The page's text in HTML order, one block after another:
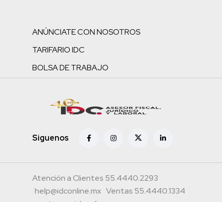
ANÚNCIATE CON NOSOTROS
TARIFARIO IDC
BOLSA DE TRABAJO
Siguenos
Atención a Clientes 55.4440.2293
help@idconline.mx Ventas 55.4440.1334